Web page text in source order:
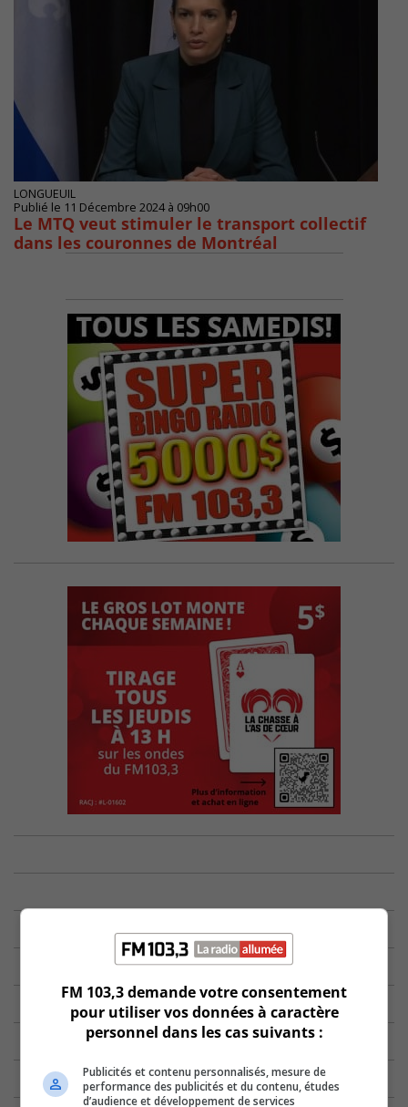
LONGUEUIL
Publié le 11 Décembre 2024 à 09h00
Le MTQ veut stimuler le transport collectif
dans les couronnes de Montréal
FM 103,3 demande votre consentement
pour utiliser vos données à caractère
personnel dans les cas suivants :
Publicités et contenu personnalisés, mesure de
performance des publicités et du contenu, études
d’audience et développement de services